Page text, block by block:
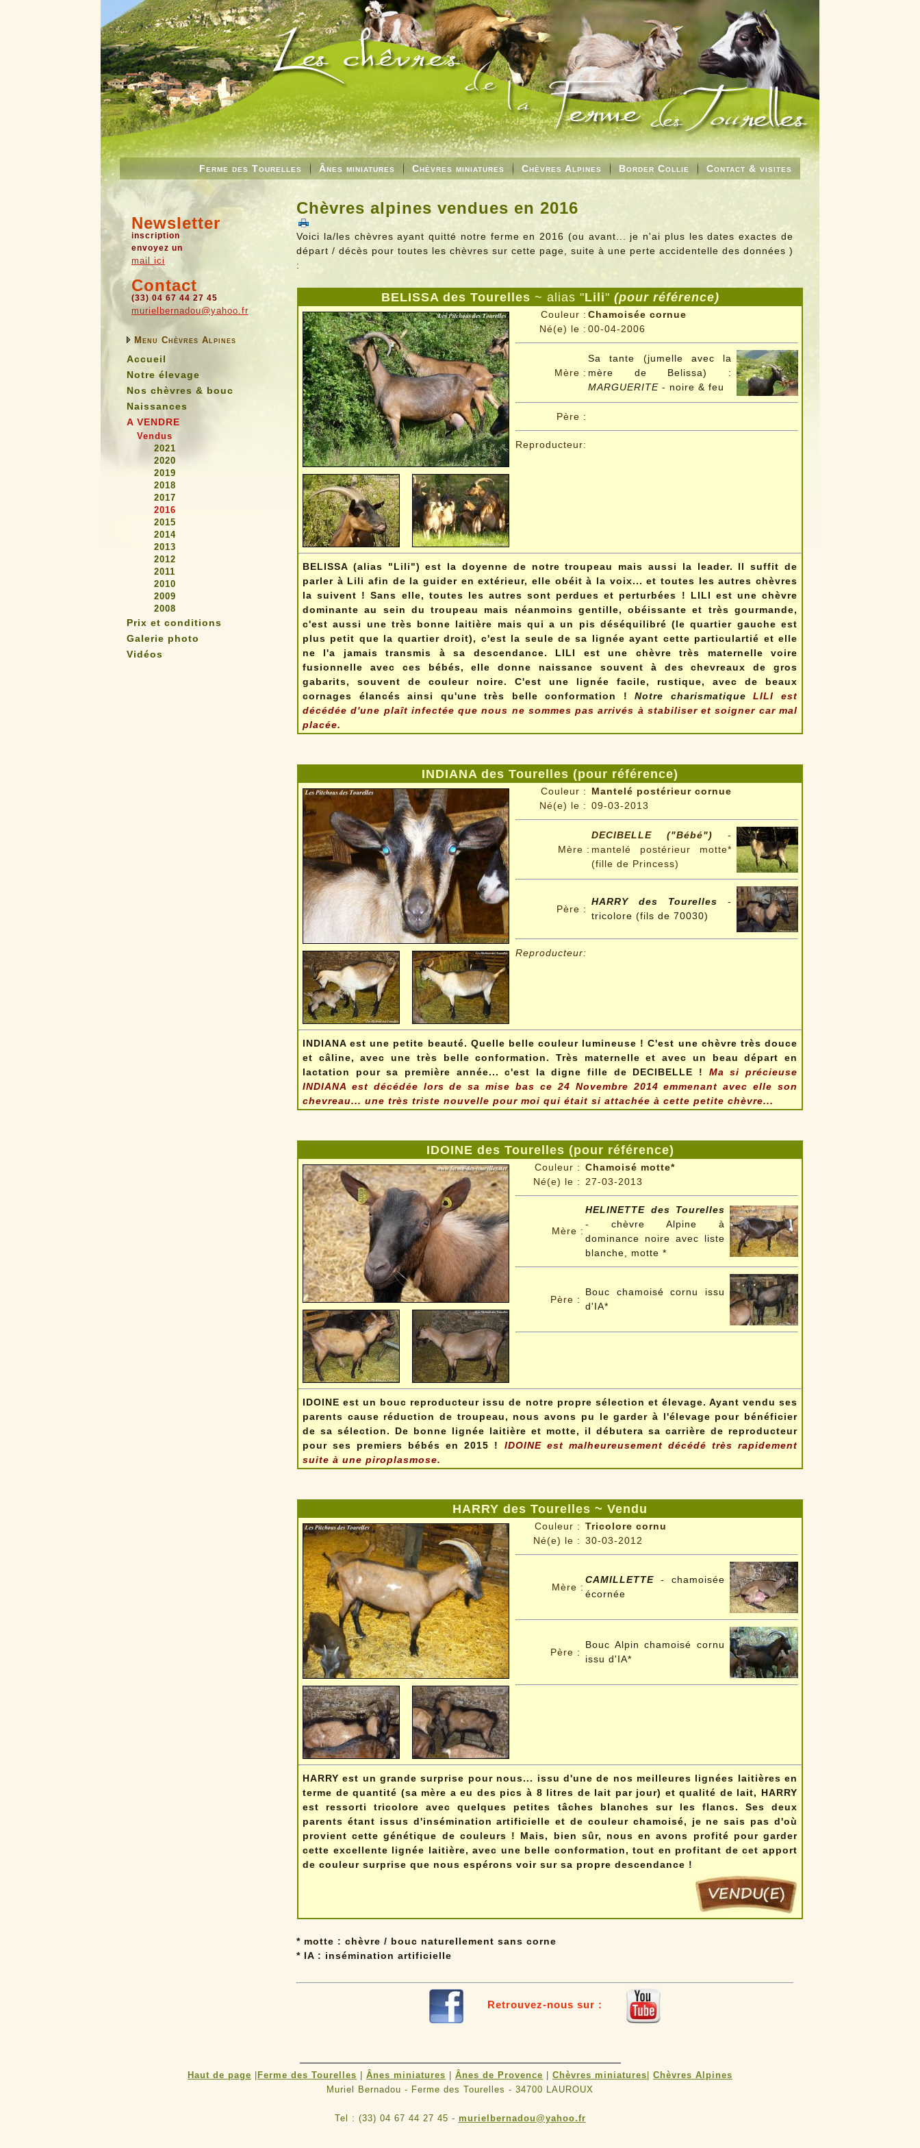
Ferme des Tourelles Ânes miniatures Chèvres miniatures Chèvres Alpines Border Collie Contact & visites
Newsletter
inscription
envoyez un
mail ici
Contact
(33) 04 67 44 27 45
murielbernadou@yahoo.fr
Menu Chèvres Alpines
Accueil
Notre élevage
Nos chèvres & bouc
Naissances
A VENDRE
Vendus
2021
2020
2019
2018
2017
2016
2015
2014
2013
2012
2011
2010
2009
2008
Prix et conditions
Galerie photo
Vidéos
Chèvres alpines vendues en 2016
Voici la/les chèvres ayant quitté notre ferme en 2016 (ou avant... je n'ai plus les dates exactes de
départ / décès pour toutes les chèvres sur cette page, suite à une perte accidentelle des données )
:
BELISSA des Tourelles ~ alias "Lili" (pour référence)
Couleur :
Né(e) le :
Chamoisée cornue
00-04-2006
Mère :
Sa tante (jumelle avec la
mère de Belissa) :
MARGUERITE - noire & feu
Père :
Reproducteur:
BELISSA (alias "Lili") est la doyenne de notre troupeau mais aussi la leader. Il suffit de
parler à Lili afin de la guider en extérieur, elle obéit à la voix... et toutes les autres chèvres
la suivent ! Sans elle, toutes les autres sont perdues et perturbées ! LILI est une chèvre
dominante au sein du troupeau mais néanmoins gentille, obéissante et très gourmande,
c'est aussi une très bonne laitière mais qui a un pis déséquilibré (le quartier gauche est
plus petit que la quartier droit), c'est la seule de sa lignée ayant cette particulartié et elle
ne l'a jamais transmis à sa descendance. LILI est une chèvre très maternelle voire
fusionnelle avec ces bébés, elle donne naissance souvent à des chevreaux de gros
gabarits, souvent de couleur noire. C'est une lignée facile, rustique, avec de beaux
cornages élancés ainsi qu'une très belle conformation !Notre charismatiqueLILI est
décédée d'une plaît infectée que nous ne sommes pas arrivés à stabiliser et soigner car mal
placée.
INDIANA des Tourelles (pour référence)
Couleur :
Né(e) le :
Mantelé postérieur cornue
09-03-2013
Mère :
DECIBELLE ("Bébé")
-
mantelé postérieur motte*
(fille de Princess)
Père :
HARRY des Tourelles
-
tricolore (fils de 70030)
Reproducteur:
INDIANA est une petite beauté. Quelle belle couleur lumineuse ! C'est une chèvre très douce
et câline, avec une très belle conformation. Très maternelle et avec un beau départ en
lactation pour sa première année... c'est la digne fille de DECIBELLE ! Ma si précieuse
INDIANA est décédée lors de sa mise bas ce 24 Novembre 2014 emmenant avec elle son
chevreau... une très triste nouvelle pour moi qui était si attachée à cette petite chèvre...
IDOINE des Tourelles (pour référence)
Couleur :
Né(e) le :
Chamoisé motte*
27-03-2013
Mère :
HELINETTE des Tourelles
- chèvre Alpine à
dominance noire avec liste
blanche, motte *
Père :
Bouc chamoisé cornu issu
d'IA*
IDOINE est un bouc reproducteur issu de notre propre sélection et élevage. Ayant vendu ses
parents cause réduction de troupeau, nous avons pu le garder à l'élevage pour bénéficier
de sa sélection. De bonne lignée laitière et motte, il débutera sa carrière de reproducteur
pour ses premiers bébés en 2015 ! IDOINE est malheureusement décédé très rapidement
suite à une piroplasmose.
HARRY des Tourelles ~ Vendu
Couleur :
Né(e) le :
Tricolore cornu
30-03-2012
Mère :
CAMILLETTE - chamoisée
écornée
Père :
Bouc Alpin chamoisé cornu
issu d'IA*
HARRY est un grande surprise pour nous... issu d'une de nos meilleures lignées laitières en
terme de quantité (sa mère a eu des pics à 8 litres de lait par jour) et qualité de lait, HARRY
est ressorti tricolore avec quelques petites tâches blanches sur les flancs. Ses deux
parents étant issus d'insémination artificielle et de couleur chamoisé, je ne sais pas d'où
provient cette génétique de couleurs ! Mais, bien sûr, nous en avons profité pour garder
cette excellente lignée laitière, avec une belle conformation, tout en profitant de cet apport
de couleur surprise que nous espérons voir sur sa propre descendance !
* motte : chèvre / bouc naturellement sans corne
* IA : insémination artificielle
Retrouvez-nous sur :
Haut de page Ferme des Tourelles Ânes miniatures Ânes de Provence Chèvres miniatures
Chèvres Alpines
Muriel Bernadou - Ferme des Tourelles - 34700 LAUROUX
Tel : (33) 04 67 44 27 45 - murielbernadou@yahoo.fr